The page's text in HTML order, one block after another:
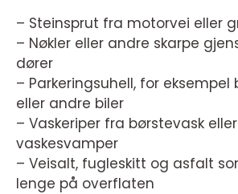
– Steinsprut fra motorvei eller
– Nøkler eller andre skarpe
dører
– Parkeringsuhell, for eksempel
eller andre biler
– Vaskeriper fra børstevask
vaskesvamper
– Veisalt, fugleskitt og asfalt
lenge på overflaten